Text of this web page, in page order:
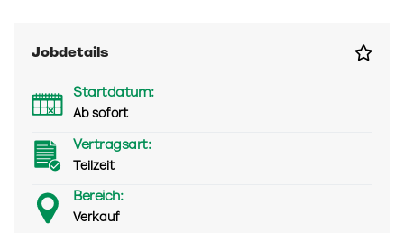
Jobdetails
Startdatum:
Ab sofort
Vertragsart:
Teilzeit
Bereich:
Verkauf